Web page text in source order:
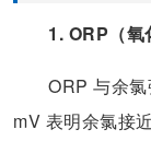
1. ORP（
ORP 与余
mV 表明余氯接